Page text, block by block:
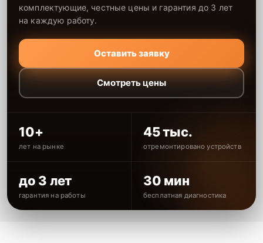
комплектующие, честные цены и гарантия до 3 лет
на каждую работу.
Оставить заявку
Смотреть цены
10+
лет на рынке
45 тыс.
отремонтировано устройств
до 3 лет
гарантия на работы
30 мин
бесплатная диагностика